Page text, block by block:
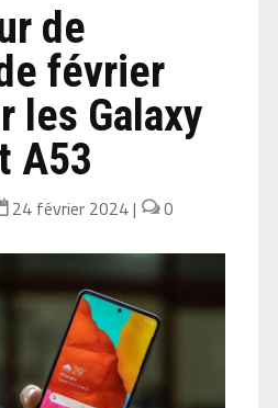
de
février
les Galaxy
A53
24 février 2024|
0